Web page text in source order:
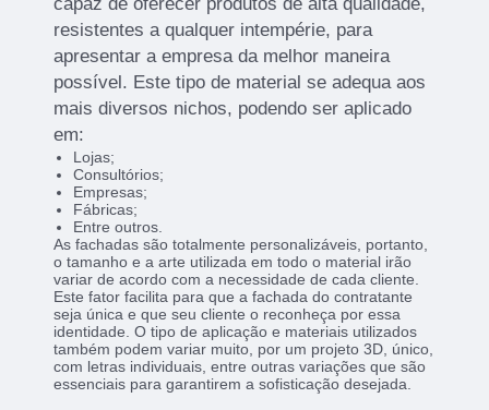
resistentes a qualquer intempérie, para
apresentar a empresa da melhor maneira
possível. Este tipo de material se adequa aos
mais diversos nichos, podendo ser aplicado
em:
Lojas;
Consultórios;
Empresas;
Fábricas;
Entre outros.
As fachadas são totalmente personalizáveis, portanto,
o tamanho e a arte utilizada em todo o material irão
variar de acordo com a necessidade de cada cliente.
Este fator facilita para que a fachada do contratante
seja única e que seu cliente o reconheça por essa
identidade. O tipo de aplicação e materiais utilizados
também podem variar muito, por um projeto 3D, único,
com letras individuais, entre outras variações que são
essenciais para garantirem a sofisticação desejada.